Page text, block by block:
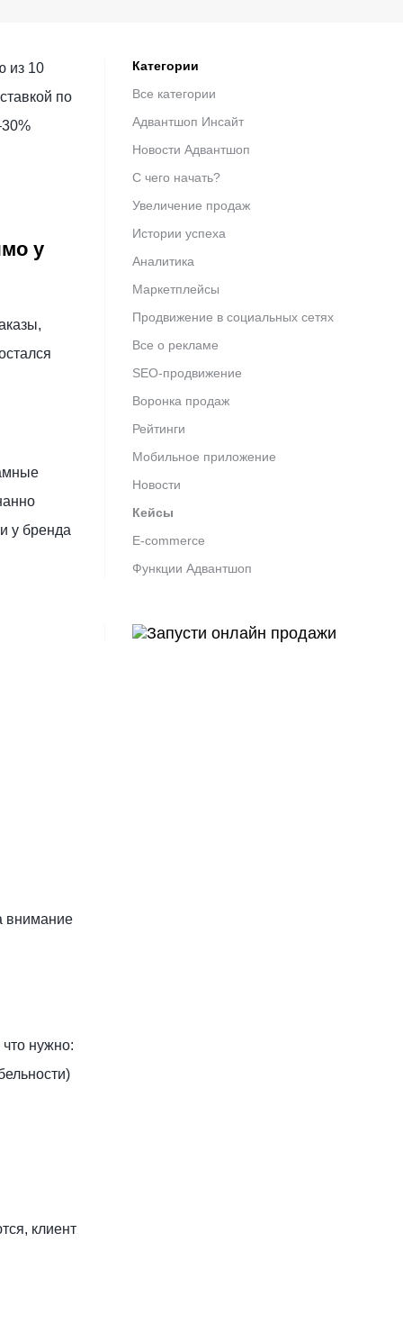
Категории
Все категории
Адвантшоп Инсайт
Новости Адвантшоп
С чего начать?
Увеличение продаж
Истории успеха
Аналитика
Маркетплейсы
Продвижение в социальных сетях
Все о рекламе
SEO-продвижение
Воронка продаж
Рейтинги
Мобильное приложение
Новости
Кейсы
E-commerce
Функции Адвантшоп
из 10
по
у
у бренда
внимание
нужно:
клиент